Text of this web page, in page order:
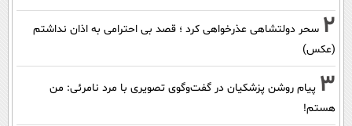
2 سحر دولتشاهی عذرخواهی کرد ؛ قصد بی احترامی به اذان نداشتم
(عکس)
3 پیام روشن پزشکیان در گفت‌و‌گوی تصویری با مرد نامرئی: من
هستم!